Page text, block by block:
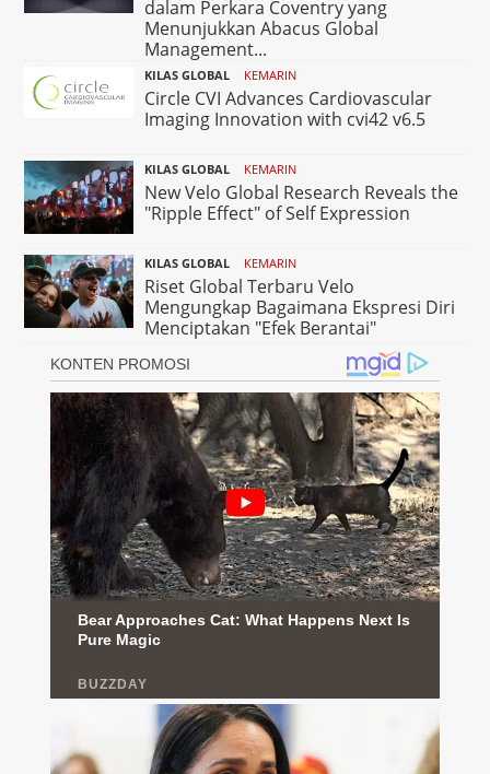
dalam Perkara Coventry yang
Menunjukkan Abacus Global
Management...
KILAS GLOBAL KEMARIN
Circle CVI Advances Cardiovascular
Imaging Innovation with cvi42 v6.5
KILAS GLOBAL KEMARIN
New Velo Global Research Reveals the
"Ripple Effect" of Self Expression
KILAS GLOBAL KEMARIN
Riset Global Terbaru Velo
Mengungkap Bagaimana Ekspresi Diri
Menciptakan "Efek Berantai"